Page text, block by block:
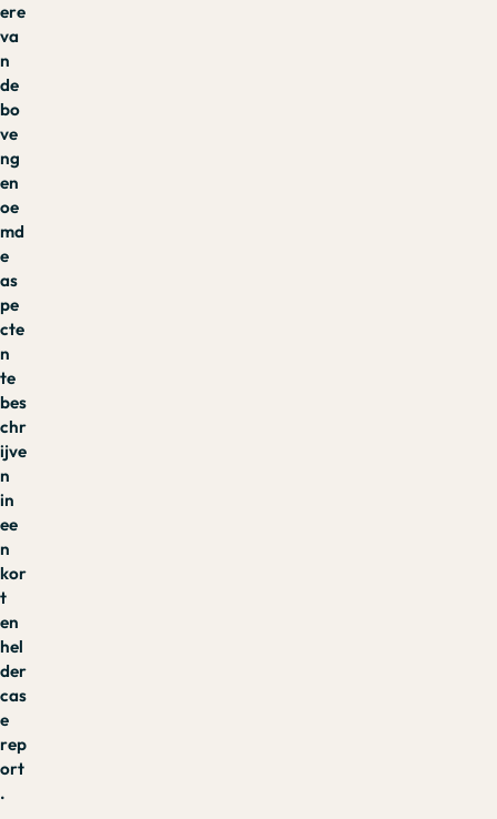
ere
va
n
de
bo
ve
ng
en
oe
md
e
as
pe
cte
n
te
bes
chr
ijve
n
in
ee
n
kor
t
en
hel
der
cas
e
rep
ort
.